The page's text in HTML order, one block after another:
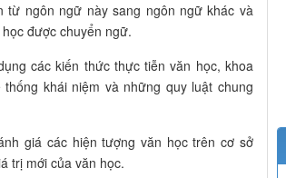
từ ngôn ngữ này sang ngôn ngữ khác và
được chuyển ngữ.
các kiến thức thực tiễn văn học, khoa
khái niệm và những quy luật chung
giá các hiện tượng văn học trên cơ sở
trị mới của văn học.